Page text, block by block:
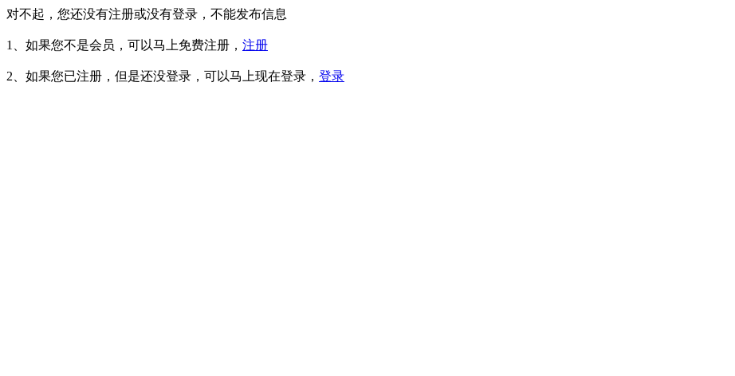
对不起，您还没有注册或没有登录，不能发布信息
1、如果您不是会员，可以马上免费注册， 注册
2、如果您已注册，但是还没登录，可以马上现在登录， 登录